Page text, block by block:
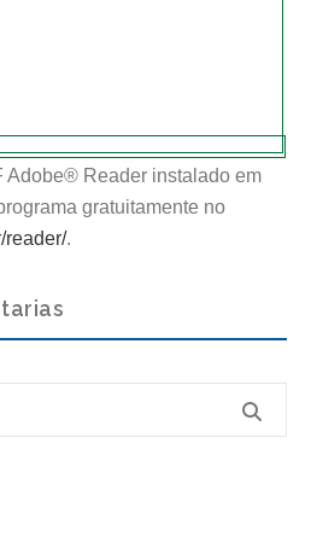
Adobe® Reader instalado em
gratuitamente no
reader/.